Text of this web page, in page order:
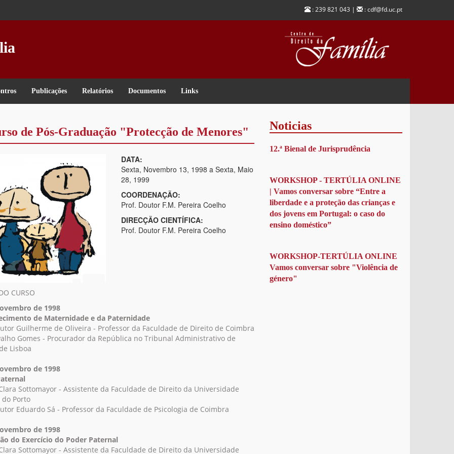
: 239 821 043 | : cdf@fd.uc.pt
Publicações Relatórios Documentos Links
de Pós-Graduação "Protecção de Menores"
DATA:
Sexta, Novembro 13, 1998 a Sexta, Maio
28, 1999
COORDENAÇÃO:
Prof. Doutor F.M. Pereira Coelho
DIRECÇÃO CIENTÍFICA:
Prof. Doutor F.M. Pereira Coelho
CURSO
de 1998
de Maternidade e da Paternidade
Guilherme de Oliveira - Professor da Faculdade de Direito de Coimbra
Gomes - Procurador da República no Tribunal Administrativo de
Lisboa
de 1998
Sottomayor - Assistente da Faculdade de Direito da Universidade
do Porto
Eduardo Sá - Professor da Faculdade de Psicologia de Coimbra
de 1998
do Exercício do Poder Paternal
Sottomayor - Assistente da Faculdade de Direito da Universidade
Noticias
12.ª Bienal de Jurisprudência
WORKSHOP - TERTÚLIA ONLINE
| Vamos conversar sobre “Entre a
liberdade e a proteção das crianças e
dos jovens em Portugal: o caso do
ensino doméstico”
WORKSHOP-TERTÚLIA ONLINE
Vamos conversar sobre "Violência de
género"